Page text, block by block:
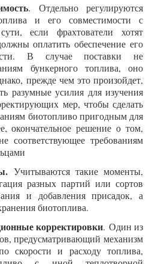
. Отдельно регулируются
и его совместимости с
если фрахтователи хотят
оплатить обеспечение его
В случае поставки не
бункерного топлива, оно
прежде чем это произойдет,
разумные усилия для изучения
мер, чтобы сделать
биотопливо пригодным для
окончательное решение о том,
соответствующее требованиям
Учитываются такие моменты,
разных партий или сортов
и добавления присадок, а
биотоплива.
корректировки. Один из
предусматривающий механизм
скорости и расходу топлива,